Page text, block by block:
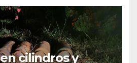
cilindros y